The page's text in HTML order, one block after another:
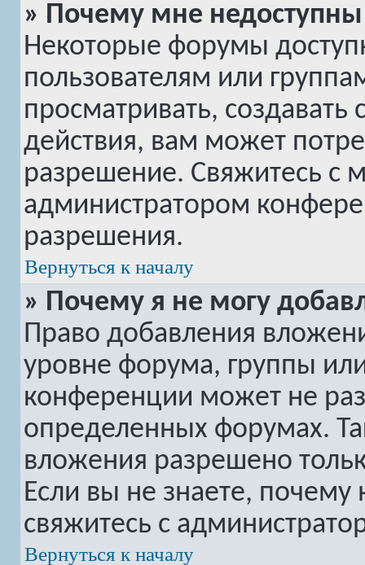
» Почему мне
Некоторые форумы
пользователям или
просматривать,
действия, вам может
разрешение. Свяжитесь с
администратором
разрешения.
Вернуться к началу
» Почему я не могу
Право добавления
уровне форума, группы
конференции может не
определенных форумах.
вложения разрешено
Если вы не знаете,
свяжитесь с
Вернуться к началу